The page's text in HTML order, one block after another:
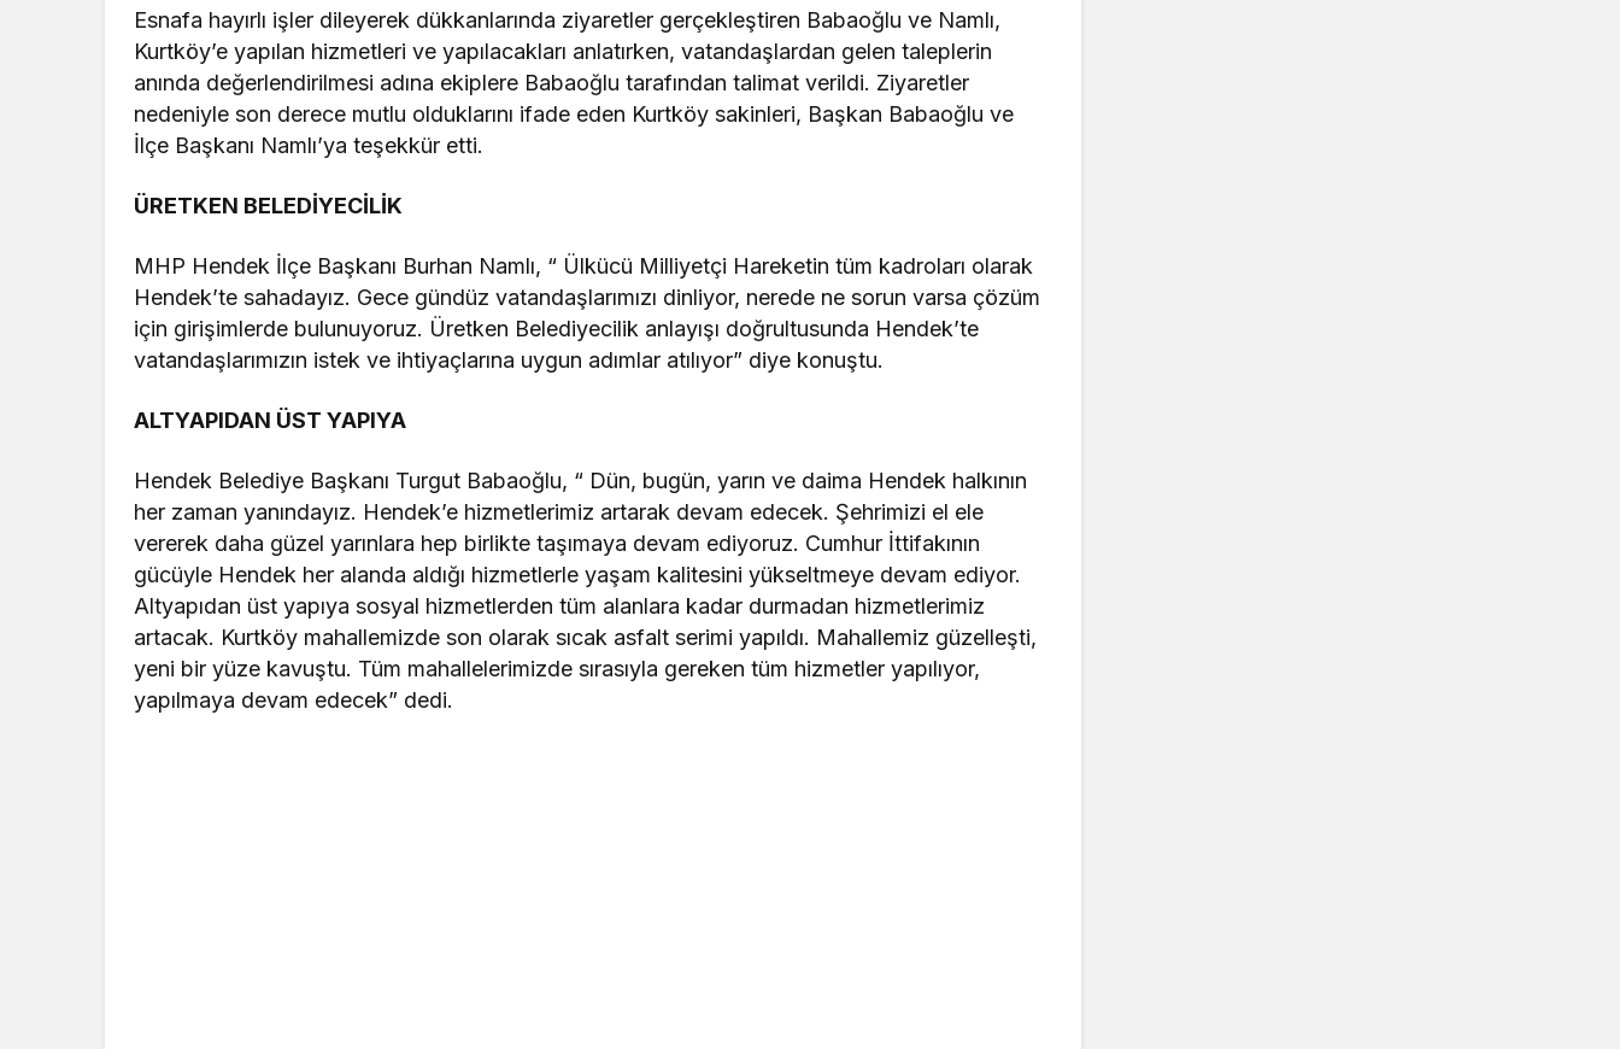
Esnafa hayırlı işler dileyerek dükkanlarında ziyaretler gerçekleştiren Babaoğlu ve Namlı,
Kurtköy’e yapılan hizmetleri ve yapılacakları anlatırken, vatandaşlardan gelen taleplerin
anında değerlendirilmesi adına ekiplere Babaoğlu tarafından talimat verildi. Ziyaretler
nedeniyle son derece mutlu olduklarını ifade eden Kurtköy sakinleri, Başkan Babaoğlu ve
İlçe Başkanı Namlı’ya teşekkür etti.
ÜRETKEN BELEDİYECİLİK
MHP Hendek İlçe Başkanı Burhan Namlı, “ Ülkücü Milliyetçi Hareketin tüm kadroları olarak
Hendek’te sahadayız. Gece gündüz vatandaşlarımızı dinliyor, nerede ne sorun varsa çözüm
için girişimlerde bulunuyoruz. Üretken Belediyecilik anlayışı doğrultusunda Hendek’te
vatandaşlarımızın istek ve ihtiyaçlarına uygun adımlar atılıyor” diye konuştu.
ALTYAPIDAN ÜST YAPIYA
Hendek Belediye Başkanı Turgut Babaoğlu, “ Dün, bugün, yarın ve daima Hendek halkının
her zaman yanındayız. Hendek’e hizmetlerimiz artarak devam edecek. Şehrimizi el ele
vererek daha güzel yarınlara hep birlikte taşımaya devam ediyoruz. Cumhur İttifakının
gücüyle Hendek her alanda aldığı hizmetlerle yaşam kalitesini yükseltmeye devam ediyor.
Altyapıdan üst yapıya sosyal hizmetlerden tüm alanlara kadar durmadan hizmetlerimiz
artacak. Kurtköy mahallemizde son olarak sıcak asfalt serimi yapıldı. Mahallemiz güzelleşti,
yeni bir yüze kavuştu. Tüm mahallelerimizde sırasıyla gereken tüm hizmetler yapılıyor,
yapılmaya devam edecek” dedi.